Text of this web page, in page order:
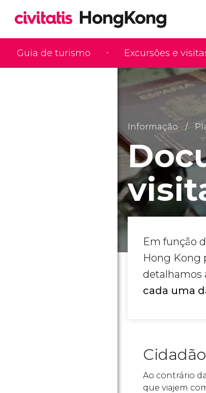
Guia de turismo Excursões e
Informação
Em função
Hong Kong
detalhamos
cada uma
Ao contrário
que viajem